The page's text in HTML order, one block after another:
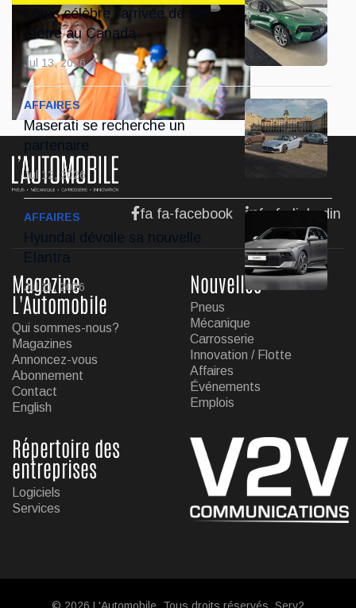
Lotus célèbre l'arrivée de ses
Eletre au Canada
Jul 13, 2026
AFFAIRES
Maserati se recherche un
partenaire
Jul 12, 2026
AFFAIRES
Hyundai dévoile sa nouvelle
Elantra
Jul 11, 2026
fa fa-facebook fa fa-linkedin
Magazine
L'Automobile
Qui sommes-nous?
Magazines
Annoncez-vous
Abonnement
Contact
English
Nouvelles
Pneus
Mécanique
Carrosserie
Innovation / Flotte
Affaires
Événements
Emplois
Répertoire des
entreprises
Logiciels
Services
© 2026 L'Automobile. Tous droits réservés. Serv2